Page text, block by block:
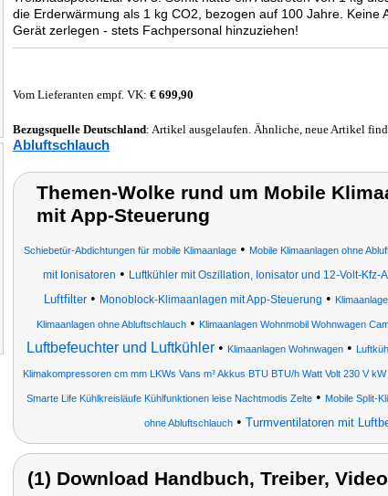
die Erderwärmung als 1 kg CO2, bezogen auf 100 Jahre.
Gerät zerlegen - stets Fachpersonal hinzuziehen!
Vom Lieferanten empf. VK: € 699,90
Bezugsquelle Deutschland: Artikel ausgelaufen. Ähnliche, neue Artikel
Abluftschlauch
Themen-Wolke rund um Mobile
mit App-Steuerung
Schiebetür-Abdichtungen für mobile Klimaanlage • Mobile Klimaanlagen ohne
mit Ionisatoren • Luftkühler mit Oszillation, Ionisator und 12-Volt-Kfz-
Luftfilter• Monoblock-Klimaanlagen mit App-Steuerung •
Klimaanlagen ohne Abluftschlauch • Klimaanlagen Wohnmobil Wohnwagen
Luftbefeuchter und Luftkühler • Klimaanlagen Wohnwagen •
Klimakompressoren cm mm LKWs Vans m³ Akkus BTU BTU/h Watt Volt 230 V kW
Smarte Life Kühlkreisläufe Kühlfunktionen leise Nachtmodis Zelte • Mobile Split-
ohne Abluftschlauch • Turmventilatoren mit
(1) Download Handbuch, Treiber,